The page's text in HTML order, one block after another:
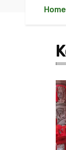
Home